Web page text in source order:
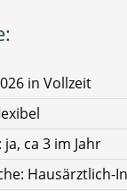
in Vollzeit
ca 3 im Jahr
Hausärztlich-